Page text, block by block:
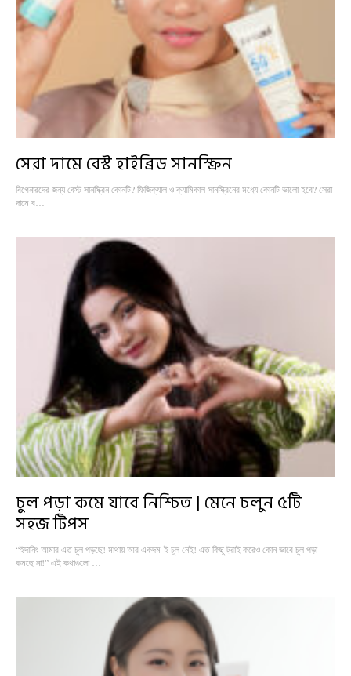
সেরা দামে বেস্ট হাইব্রিড সানস্ক্রিন
বিগেনারদের জন্য বেস্ট সানস্ক্রিন কোনটি? ফিজিক্যাল ও ক্যামিকাল সানস্ক্রিনের মধ্যে কোনটি ভালো হবে? সেরা
দামে ব…
চুল পড়া কমে যাবে নিশ্চিত | মেনে চলুন ৫টি
সহজ টিপস
“ইদানিং আমার এত চুল পড়ছে! মাথায় আর একদম-ই চুল নেই! এত কিছু ট্রাই করেও কোন ভাবে চুল পড়া
কমছে না!” এই কথাগুলো …